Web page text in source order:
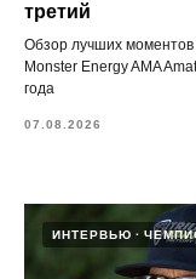
третий
Обзор лучших моментов
Monster Energy AMA
года
07.08.2026
ИНТЕРВЬЮ